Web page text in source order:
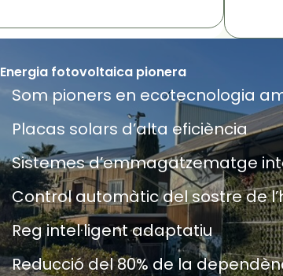
Energia fotovoltaica pionera
Som pioners en ecotecnologia
Placas solars d’alta eficiència
Sistemes d’emmagatzematge
Control automàtic del sostre de
Reg intel·ligent adaptatiu
Reducció del 80% de la